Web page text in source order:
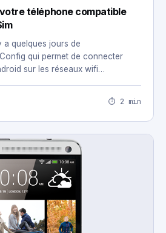
téléphone compatible
a quelques jours de
qui permet de connecter
sur les réseaux wifi…
⏱ 2 min